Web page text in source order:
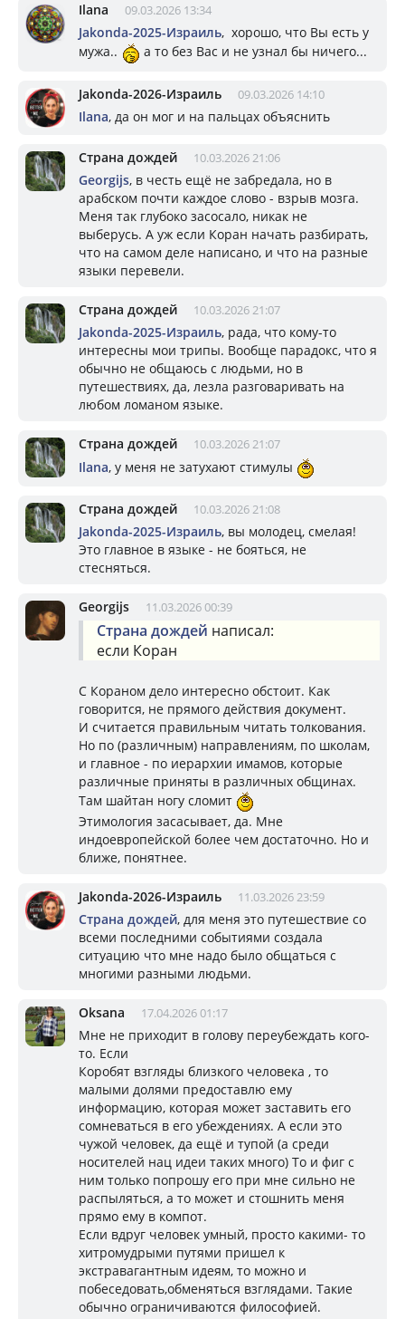
Ilana 09.03.2026 13:34
Jakonda-2025-Израиль, хорошо, что Вы есть у
мужа..
а то без Вас и не узнал бы ничего...
Jakonda-2026-Израиль 09.03.2026 14:10
Ilana, да он мог и на пальцах объяснить
Страна дождей 10.03.2026 21:06
Georgijs, в честь ещё не забредала, но в
арабском почти каждое слово - взрыв мозга.
Меня так глубоко засосало, никак не
выберусь. А уж если Коран начать разбирать,
что на самом деле написано, и что на разные
языки перевели.
Страна дождей 10.03.2026 21:07
Jakonda-2025-Израиль, рада, что кому-то
интересны мои трипы. Вообще парадокс, что я
обычно не общаюсь с людьми, но в
путешествиях, да, лезла разговаривать на
любом ломаном языке.
Страна дождей 10.03.2026 21:07
Ilana, у меня не затухают стимулы
Страна дождей 10.03.2026 21:08
Jakonda-2025-Израиль, вы молодец, смелая!
Это главное в языке - не бояться, не
стесняться.
Georgijs 11.03.2026 00:39
Страна дождей написал:
если Коран
С Кораном дело интересно обстоит. Как
говорится, не прямого действия документ.
И считается правильным читать толкования.
Но по (различным) направлениям, по школам,
и главное - по иерархии имамов, которые
различные приняты в различных общинах.
Там шайтан ногу сломит
Этимология засасывает, да. Мне
индоевропейской более чем достаточно. Но и
ближе, понятнее.
Jakonda-2026-Израиль 11.03.2026 23:59
Страна дождей, для меня это путешествие со
всеми последними событиями создала
ситуацию что мне надо было общаться с
многими разными людьми.
Oksana 17.04.2026 01:17
Мне не приходит в голову переубеждать кого-
то. Если
Коробят взгляды близкого человека , то
малыми долями предоставлю ему
информацию, которая может заставить его
сомневаться в его убеждениях. А если это
чужой человек, да ещё и тупой (а среди
носителей нац идеи таких много) То и фиг с
ним только попрошу его при мне сильно не
распыляться, а то может и стошнить меня
прямо ему в компот.
Если вдруг человек умный, просто какими- то
хитромудрыми путями пришел к
экстравагантным идеям, то можно и
побеседовать,обменяться взглядами. Такие
обычно ограничиваются философией.